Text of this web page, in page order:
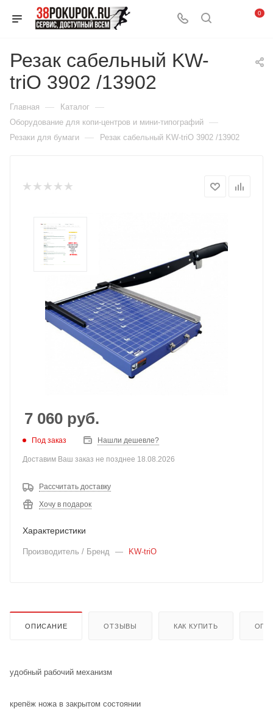
0
Резак сабельный KW-
triO 3902 /13902
Главная — Каталог —
Оборудование для копи-центров и мини-типографий —
Резаки для бумаги — Резак сабельный KW-triO 3902 /13902
7 060 руб.
Под заказ Нашли дешевле?
Доставим Ваш заказ не позднее 18.08.2026
Рассчитать доставку
Хочу в подарок
Характеристики
Производитель / Бренд — KW-triO
ОПИСАНИЕ ОТЗЫВЫ КАК КУПИТЬ
удобный рабочий механизм
крепёж ножа в закрытом состоянии